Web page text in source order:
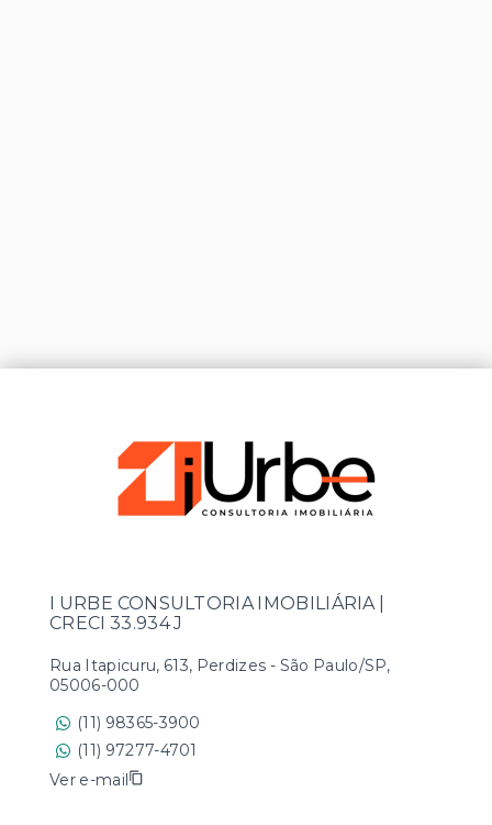
I URBE CONSULTORIA IMOBILIÁRIA |
CRECI 33.934 J
Rua Itapicuru, 613, Perdizes - São Paulo/SP,
05006-000
(11) 98365-3900
(11) 97277-4701
Ver e-mail